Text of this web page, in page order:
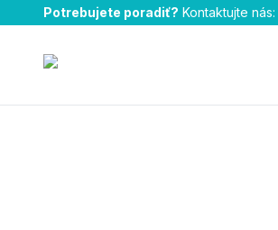
Potrebujete poradiť? Kontaktujte nás: